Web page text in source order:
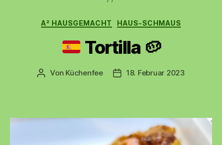
Kategorien
A² HAUSGEMACHT HAUS-SCHMAUS
Tortilla 🥔
Beitragsautor
Von Küchenfee Beitragsdatum
18. Februar 2023